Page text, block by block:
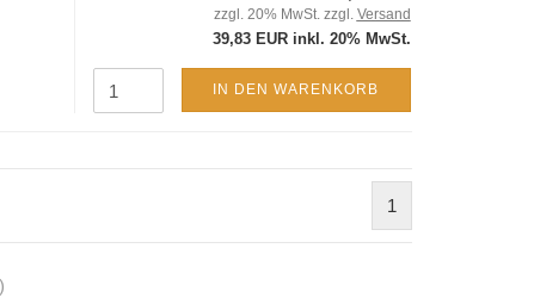
zzgl. 20% MwSt. zzgl. Versand
39,83 EUR inkl. 20% MwSt.
IN DEN WARENKORB
1